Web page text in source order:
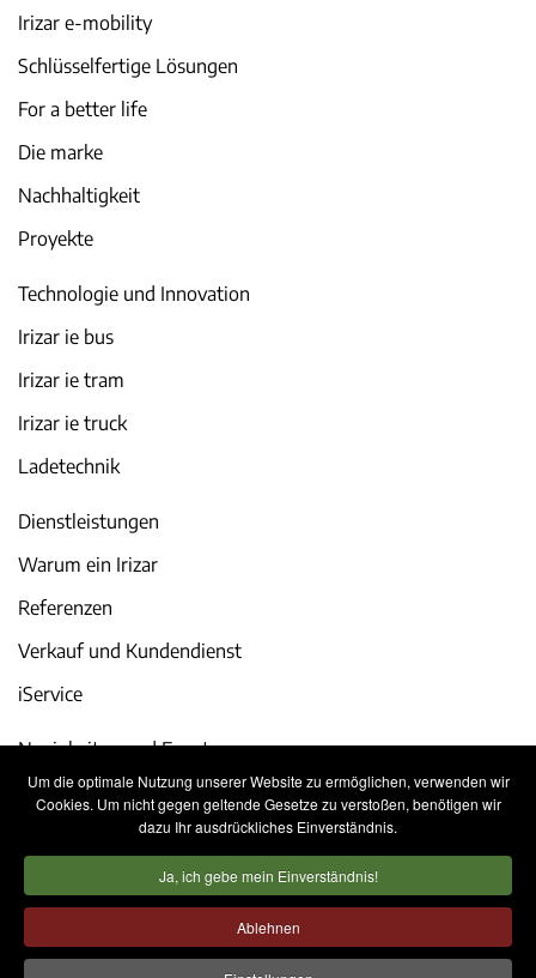
Um die optimale Nutzung unserer Website zu ermöglichen, verwenden wir
Cookies. Um nicht gegen geltende Gesetze zu verstoßen, benötigen wir
dazu Ihr ausdrückliches Einverständnis.
Ja, ich gebe mein Einverständnis!
Ablehnen
Irizar e-mobility
Schlüsselfertige Lösungen
For a better life
Die marke
Nachhaltigkeit
Proyekte
Technologie und Innovation
Irizar ie bus
Irizar ie tram
Irizar ie truck
Ladetechnik
Dienstleistungen
Warum ein Irizar
Referenzen
Verkauf und Kundendienst
iService
Neuigkeiten und Events
Karriere
Rechtliche Hinweise
Datenschutzerklärung
Cookie-Richtlinie
Internes Informationssystem